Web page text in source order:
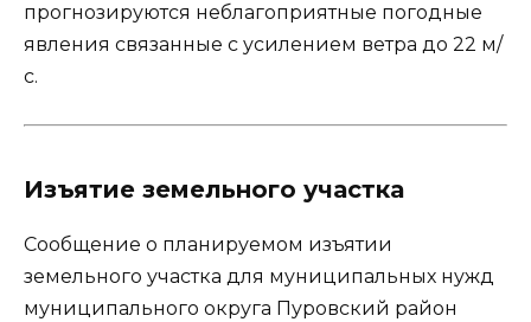
прогнозируются неблагоприятные погодные
явления связанные с усилением ветра до 22 м/
с.
Изъятие земельного участка
Сообщение о планируемом изъятии
земельного участка для муниципальных нужд
муниципального округа Пуровский район